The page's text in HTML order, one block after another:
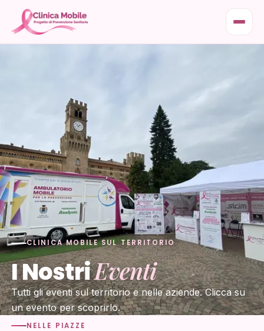
CLINICA MOBILE SUL TERRITORIO
I NostriEventi
Tutti gli eventi sul territorio e nelle aziende. Clicca su
un evento per scoprirlo.
NELLE PIAZZE